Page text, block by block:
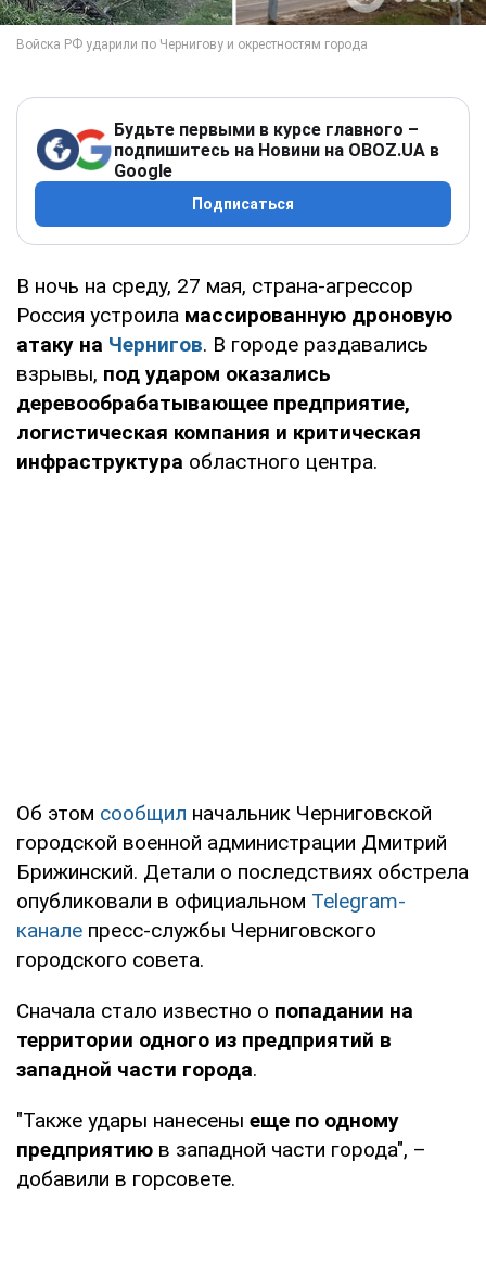
Будьте первыми в курсе главного –
подпишитесь на Новини на OBOZ.UA в
Google
Подписаться
В ночь на среду, 27 мая, страна-агрессор
Россия устроила массированную дроновую
атаку на Чернигов. В городе раздавались
взрывы, под ударом оказались
деревообрабатывающее предприятие,
логистическая компания и критическая
инфраструктура областного центра.
Об этом сообщил начальник Черниговской
городской военной администрации Дмитрий
Брижинский. Детали о последствиях обстрела
опубликовали в официальном Telegram-
канале пресс-службы Черниговского
городского совета.
Сначала стало известно о попадании на
территории одного из предприятий в
западной части города.
"Также удары нанесены еще по одному
предприятию в западной части города", –
добавили в горсовете.